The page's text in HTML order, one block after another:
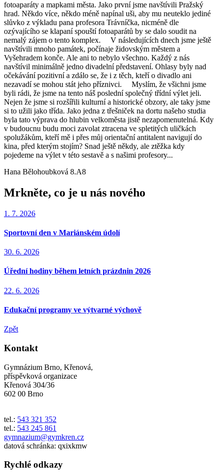
fotoaparáty a mapkami města. Jako první jsme navštívili Pražský
hrad. Někdo více, někdo méně napínal uši, aby mu neuteklo jediné
slůvko z výkladu pana profesora Trávníčka, nicméně dle
ozývajícího se klapaní spouští fotoaparátů by se dalo soudit na
nemalý zájem o tento komplex. V následujících dnech jsme ještě
navštívili mnoho památek, počínaje židovským městem a
Vyšehradem konče. Ale ani to nebylo všechno. Každý z nás
navštívil minimálně jedno divadelní představení. Ohlasy byly nad
očekávání pozitivní a zdálo se, že i z těch, kteří o divadlo ani
nezavadí se mohou stát jeho příznivci. Myslím, že všichni jsme
byli rádi, že jsme na tento náš poslední společný třídní výlet jeli.
Nejen že jsme si rozšířili kulturní a historické obzory, ale taky jsme
si to užili jako třída. Jako jedna z třešniček na dortu našeho studia
byla tato výprava do hlubin velkoměsta jistě nezapomenutelná. Kdy
v budoucnu budu moci zavolat ztracena ve spletitých uličkách
spolužákům, kteří mě i přes můj orientační antitalent navigují do
kina, před kterým stojím? Snad ještě někdy, ale ztěžka kdy
pojedeme na výlet v této sestavě a s našimi profesory...
Hana Bělohoubková 8.A8
Mrkněte, co je u nás nového
1. 7. 2026
Sportovní den v Mariánském údolí
30. 6. 2026
Úřední hodiny během letních prázdnin 2026
22. 6. 2026
Edukační programy ve výtvarné výchově
Zpět
Kontakt
Gymnázium Brno, Křenová,
příspěvková organizace
Křenová 304/36
602 00 Brno
tel.: 543 321 352
tel.: 543 245 861
gymnazium@gymkren.cz
datová schránka: qxixkmw
Rychlé odkazy